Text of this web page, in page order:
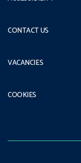
CONTACT US
VACANCIES
COOKIES